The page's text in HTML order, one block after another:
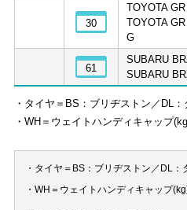
30
TOYOTA
TOYOTA
G
61
SUBARU
SUBARU
・タイヤ＝BS：ブリヂストン／DL
・WH＝ウェイトハンディキャップ
・タイヤ＝BS：ブリヂストン／DL
・WH＝ウェイトハンディキャップ